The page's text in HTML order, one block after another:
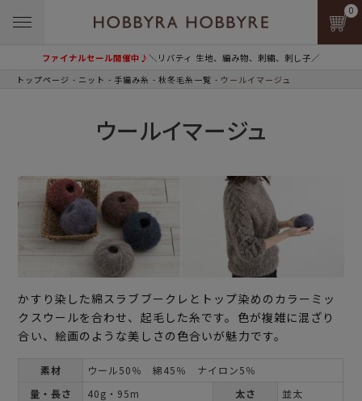
ファイナルセール開催中♪＼リバティ 生地、編み物、刺繍、刺し子／
0
トップページ ニット 手編み糸 秋冬毛糸一覧 ウールイマージュ
ウールイマージュ
かすり染した綿スラブブークレとトップ染めのカラーミッ
クスウールを合わせ、起毛した糸です。色が複雑に混ざり
合い、絵画のような美しさの色合いが魅力です。
素材
ウール50％ 綿45％ ナイロン5％
量・長さ
40g・95m 太さ
並太